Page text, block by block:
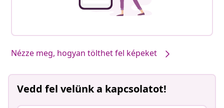
Nézze meg, hogyan tölthet fel képeket
Vedd fel velünk a kapcsolatot!